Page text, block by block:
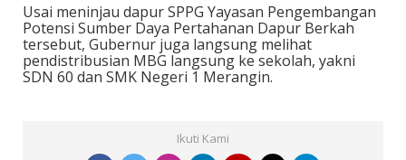
Usai meninjau dapur SPPG Yayasan Pengembangan
Potensi Sumber Daya Pertahanan Dapur Berkah
tersebut, Gubernur juga langsung melihat
pendistribusian MBG langsung ke sekolah, yakni
SDN 60 dan SMK Negeri 1 Merangin.
Ikuti Kami